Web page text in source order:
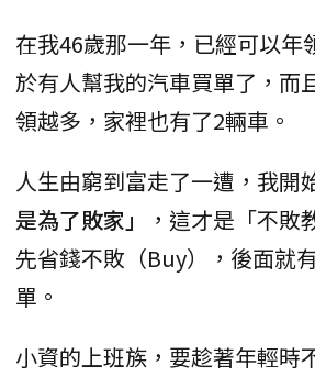
在我46歲那一年，已經可以年
於有人幫我的汽車買單了，而
領越多，家裡也有了2輛車。
人生由窮到富走了一遭，我開
是為了敗家」
，這才是「不
先省錢不敗（Buy），後面就
單。
小資的上班族，要趁著年輕時